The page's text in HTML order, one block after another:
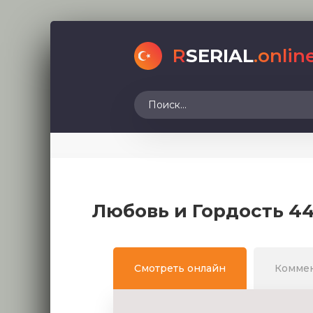
RSERIAL
Любовь и Гордость
Смотреть онлайн